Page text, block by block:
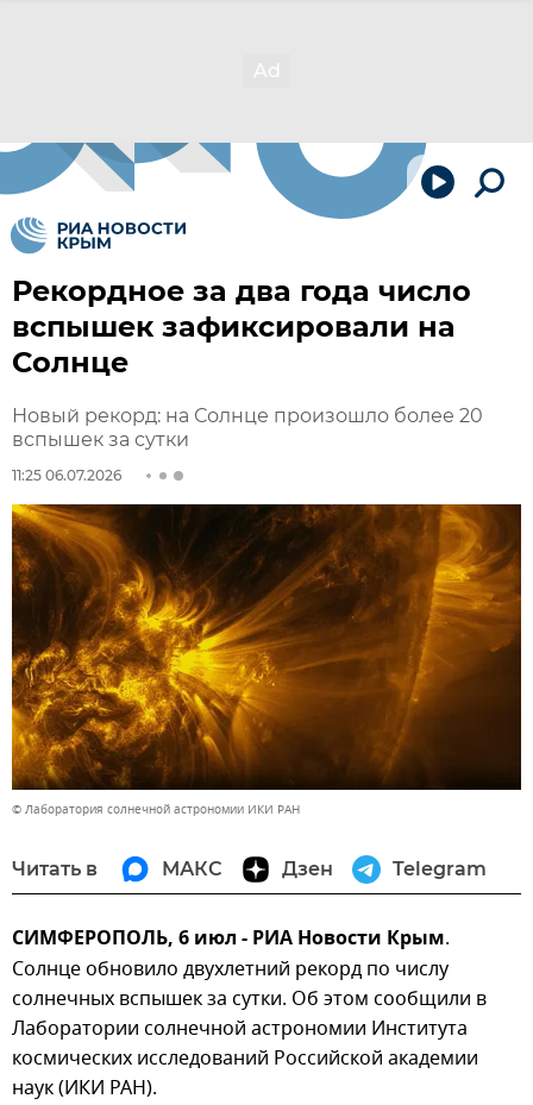
Рекордное за два года число
вспышек зафиксировали на
Солнце
Новый рекорд: на Солнце произошло более 20
вспышек за сутки
11:25 06.07.2026
© Лаборатория солнечной астрономии ИКИ РАН
Читать в МАКС Дзен Telegram
СИМФЕРОПОЛЬ, 6 июл - РИА Новости Крым.
Солнце обновило двухлетний рекорд по числу
солнечных вспышек за сутки. Об этом сообщили в
Лаборатории солнечной астрономии Института
космических исследований Российской академии
наук (ИКИ РАН).